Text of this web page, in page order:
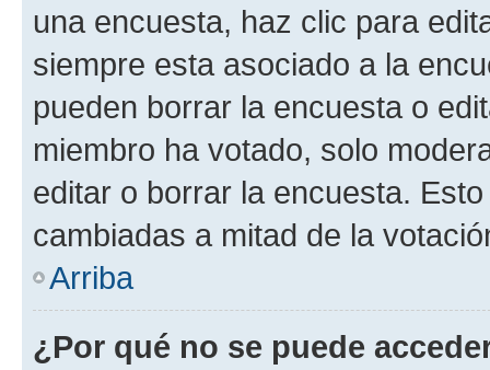
una encuesta, haz clic para
siempre esta asociado a la
pueden borrar la encuesta o
miembro ha votado, solo
editar o borrar la encuesta.
cambiadas a mitad de la
Arriba
¿Por qué no se puede